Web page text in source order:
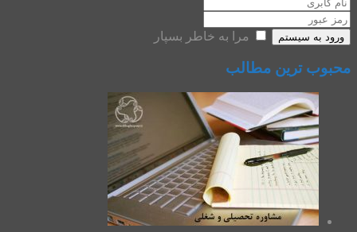
ورود به سیستم مرا به خاطر بسپار
محبوب ترین مطالب